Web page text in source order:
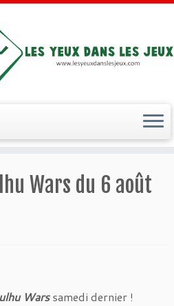
Wars du 6 août
Warssamedi dernier !